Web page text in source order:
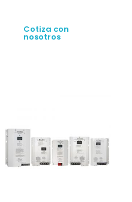
Cotiza con
nosotros